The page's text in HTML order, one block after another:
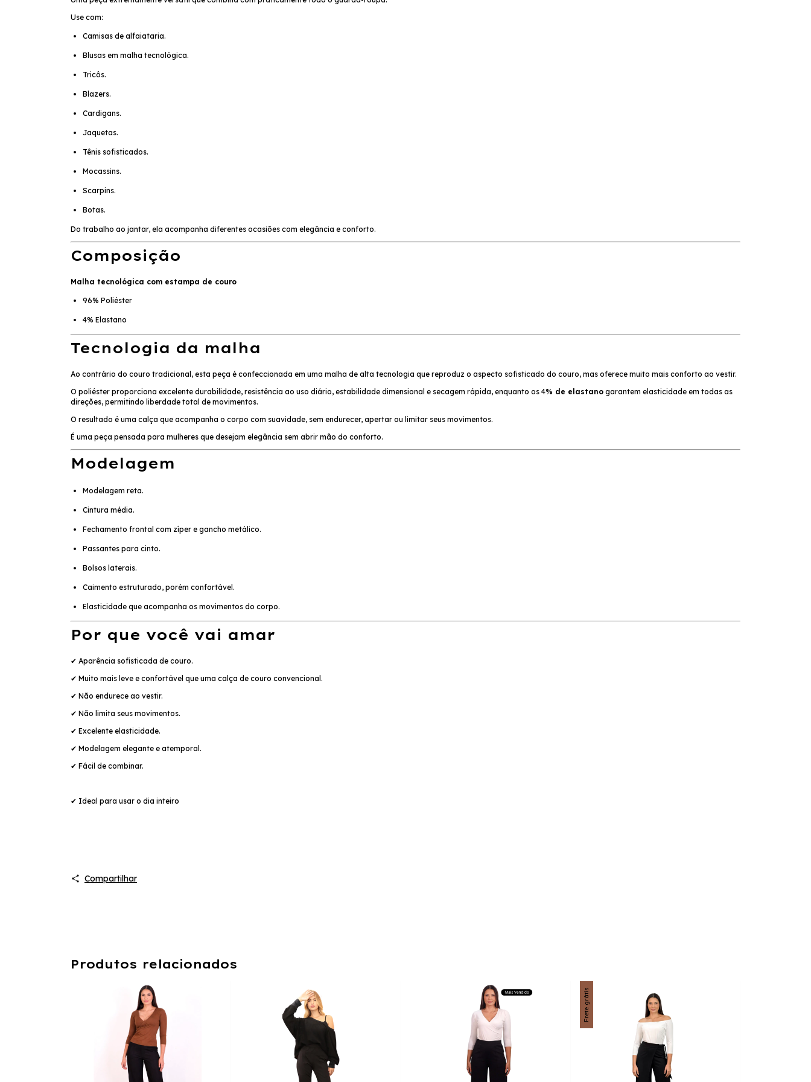
Use com:
Camisas de alfaiataria.
Blusas em malha tecnológica.
Tricôs.
Blazers.
Cardigans.
Jaquetas.
Tênis sofisticados.
Mocassins.
Scarpins.
Botas.
Do trabalho ao jantar, ela acompanha diferentes ocasiões com elegância e conforto.
Composição
Malha tecnológica com estampa de couro
96% Poliéster
4% Elastano
Tecnologia da malha
Ao contrário do couro tradicional, esta peça é confeccionada em uma malha de alta tecnologia que reproduz o aspecto sofisticado do couro, mas oferece muito mais conforto ao vestir.
O poliéster proporciona excelente durabilidade, resistência ao uso diário, estabilidade dimensional e secagem rápida, enquanto os 4% de elastano garantem elasticidade em todas as
direções, permitindo liberdade total de movimentos.
O resultado é uma calça que acompanha o corpo com suavidade, sem endurecer, apertar ou limitar seus movimentos.
É uma peça pensada para mulheres que desejam elegância sem abrir mão do conforto.
Modelagem
Modelagem reta.
Cintura média.
Fechamento frontal com zíper e gancho metálico.
Passantes para cinto.
Bolsos laterais.
Caimento estruturado, porém confortável.
Elasticidade que acompanha os movimentos do corpo.
Por que você vai amar
✔ Aparência sofisticada de couro.
✔ Muito mais leve e confortável que uma calça de couro convencional.
✔ Não endurece ao vestir.
✔ Não limita seus movimentos.
✔ Excelente elasticidade.
✔ Modelagem elegante e atemporal.
✔ Fácil de combinar.
✔ Ideal para usar o dia inteiro
Compartilhar
Produtos relacionados
Frete grátis